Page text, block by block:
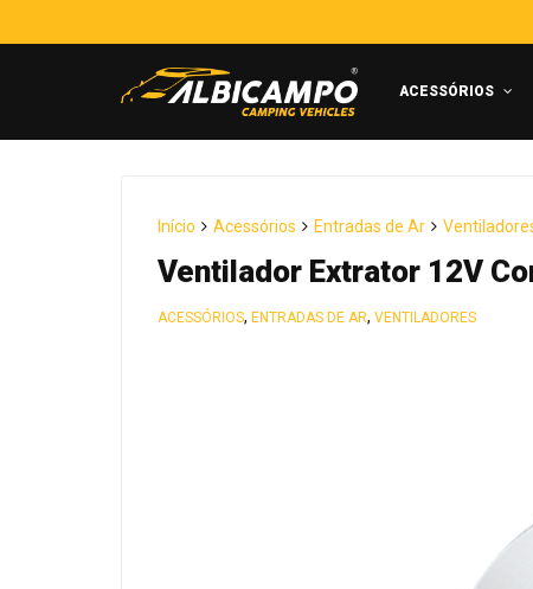
ACESSÓRIOS
Início Acessórios Entradas de Ar
Ventilador Extrator 12V
ACESSÓRIOS, ENTRADAS DE AR, VENTILADORES